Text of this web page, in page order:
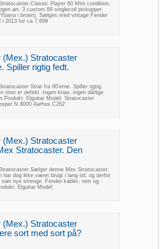
Classic Player 60 Mint condition,
art. 3 custom 69 singlecoil pickupper
i broen). Sælges med vintage Fender
i 2013 for ca 7.699
(Mex.) Stratocaster
Spiller rigtig fedt.
Strat fra 90'erne. Spiller rigtig
intet er defekt. Ingen knas, ingen dårlige
Elguitar Model: Stratocaster
N.8000 Aarhus C262
(Mex.) Stratocaster
Stratocaster. Den
Sælger denne Mex Stratocaster.
har dog ikke været brugt i lang tid, og derfor
sæt nye strenge. Fender kabler, rem og
Elguitar Model:
(Mex.) Stratocaster
sort med sort på?